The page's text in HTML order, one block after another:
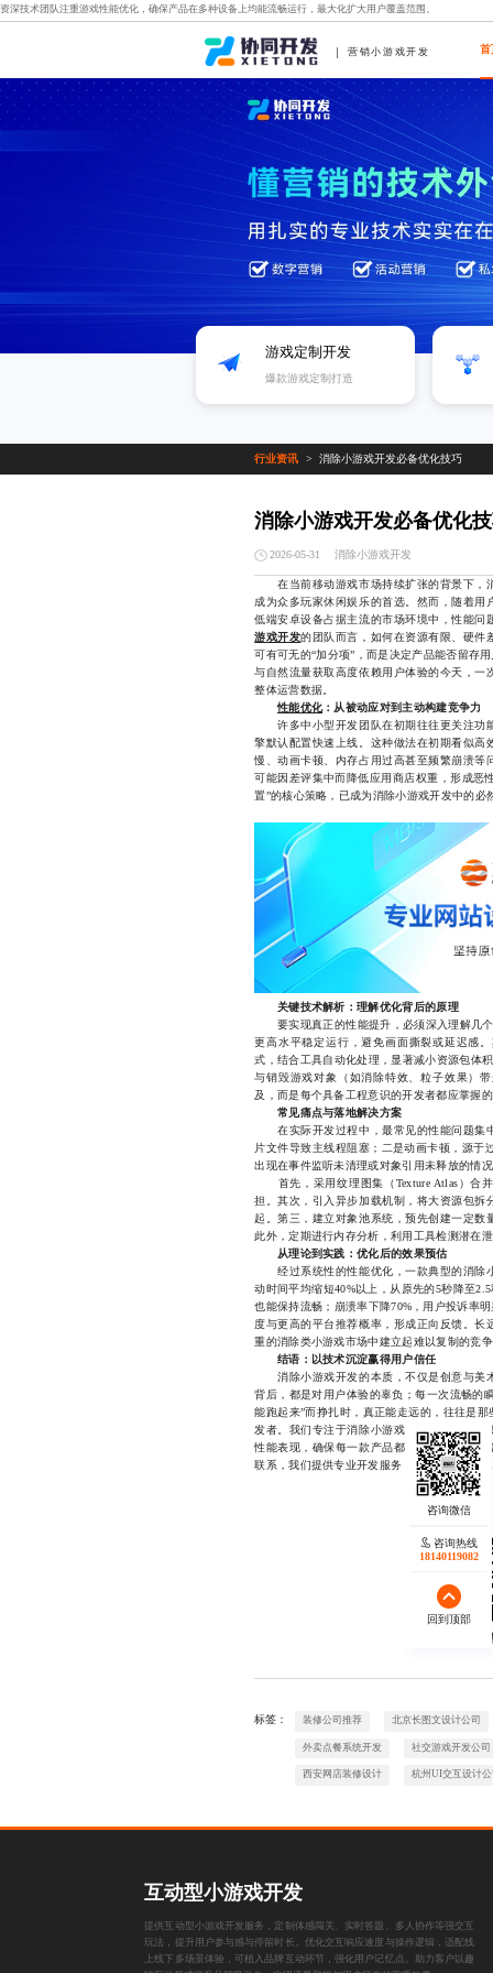
资深技术团队注重游戏性能优化，确保产品在多种设备上均能流畅运行，最大化扩大用户覆盖范围。
营销小游戏开发 首
游戏定制开发
爆款游戏定制打造
行业资讯 > 消除小游戏开发必备优化技巧
消除小游戏开发必备优化
2026-05-31 消除小游戏开发
在当前移动游戏市场持续扩张的背景下，
成为众多玩家休闲娱乐的首选。然而，随着
低端安卓设备占据主流的市场环境中，性能
游戏开发的团队而言，如何在资源有限、硬件
可有可无的“加分项”，而是决定产品能否留存
与自然流量获取高度依赖用户体验的今天，
整体运营数据。
性能优化：从被动应对到主动构建竞争力
许多中小型开发团队在初期往往更关注功
擎默认配置快速上线。这种做法在初期看似
慢、动画卡顿、内存占用过高甚至频繁崩溃
可能因差评集中而降低应用商店权重，形成恶
置”的核心策略，已成为消除小游戏开发中的必
关键技术解析：理解优化背后的原理
要实现真正的性能提升，必须深入理解几个
更高水平稳定运行，避免画面撕裂或延迟感
式，结合工具自动化处理，显著减小资源包体
与销毁游戏对象（如消除特效、粒子效果）
及，而是每个具备工程意识的开发者都应掌握
常见痛点与落地解决方案
在实际开发过程中，最常见的性能问题集
片文件导致主线程阻塞；二是动画卡顿，源于
出现在事件监听未清理或对象引用未释放的情
首先，采用纹理图集（Texture Atlas）合
担。其次，引入异步加载机制，将大资源包
起。第三，建立对象池系统，预先创建一定
此外，定期进行内存分析，利用工具检测潜在
从理论到实践：优化后的效果预估
经过系统性的性能优化，一款典型的消除
动时间平均缩短40%以上，从原先的5秒降至
也能保持流畅；崩溃率下降70%，用户投诉率
度与更高的平台推荐概率，形成正向反馈。
重的消除类小游戏市场中建立起难以复制的竞
结语：以技术沉淀赢得用户信任
消除小游戏开发的本质，不仅是创意与美
背后，都是对用户体验的辜负；每一次流畅的
能跑起来”而挣扎时，真正能走远的，往往是
发者。我们专注于消除小游戏开发领域多年
性能表现，确保每一款产品都能在各类设备
联系，我们提供专业开发服务，微信同号
欢
标签： 装修公司推荐 北京长图文设计公司
外卖点餐系统开发 社交游戏开发公司
西安网店装修设计 杭州UI交互设计公
咨询热线
18140119082
回到顶部
互动型小游戏开发
提供互动型小游戏开发服务，定制体感闯关、实时答题、多人协作等强交互
玩法，提升用户参与感与停留时长。优化交互响应速度与操作逻辑，适配线
上线下多场景体验，可植入品牌互动环节，强化用户记忆点。助力客户以趣